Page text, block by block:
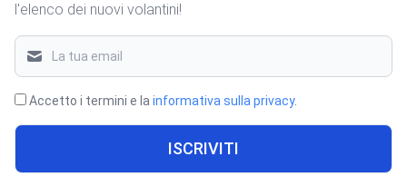
l'elenco dei nuovi volantini!
Accetto i termini e lainformativa sulla privacy.
ISCRIVITI